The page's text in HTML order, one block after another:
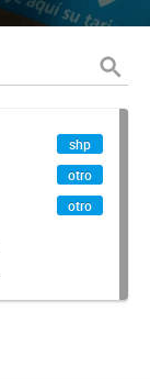
shp
otro
otro